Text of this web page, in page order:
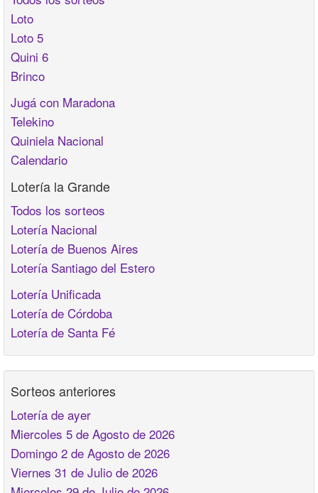
Loto
Loto 5
Quini 6
Brinco
Jugá con Maradona
Telekino
Quiniela Nacional
Calendario
Lotería la Grande
Todos los sorteos
Lotería Nacional
Lotería de Buenos Aires
Lotería Santiago del Estero
Lotería Unificada
Lotería de Córdoba
Lotería de Santa Fé
Sorteos anteriores
Lotería de ayer
Miercoles 5 de Agosto de 2026
Domingo 2 de Agosto de 2026
Viernes 31 de Julio de 2026